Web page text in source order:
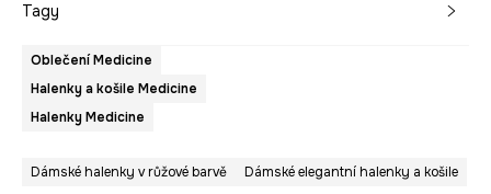
Tagy
Oblečení Medicine
Halenky a košile Medicine
Halenky Medicine
Dámské halenky v růžové barvě Dámské elegantní halenky a košile